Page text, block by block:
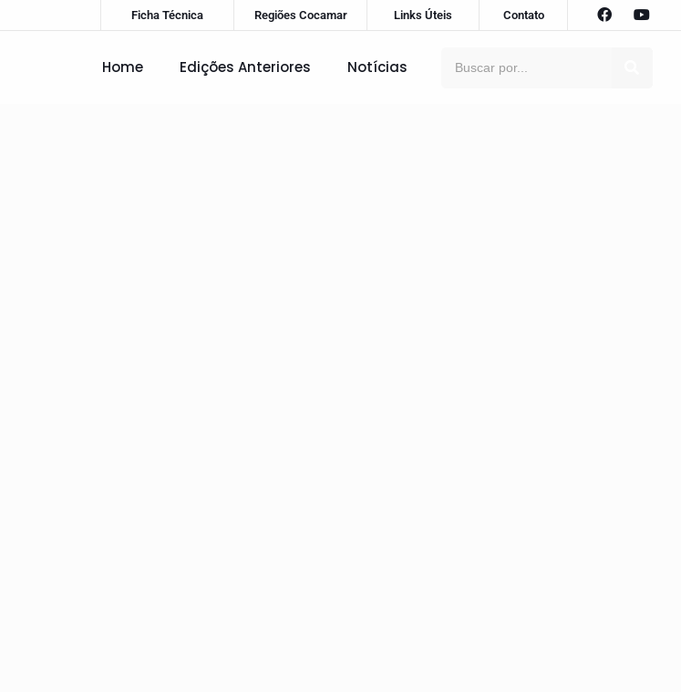
Ficha Técnica Regiões Cocamar Links Úteis Contato
Home Edições Anteriores Notícias